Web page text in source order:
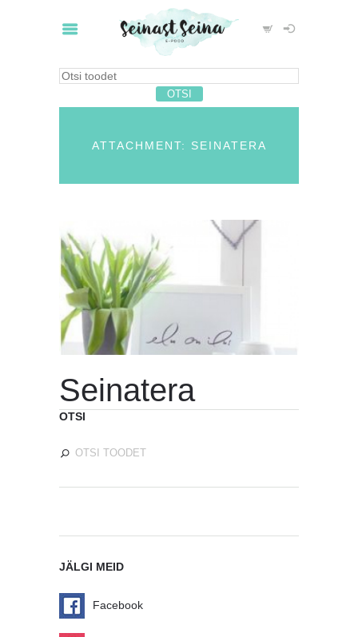
ATTACHMENT: SEINATERA
Seinatera
OTSI
JÄLGI MEID
Facebook